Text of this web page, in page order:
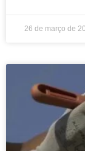
26 de março de